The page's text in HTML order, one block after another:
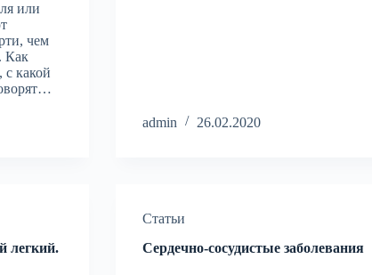
или
чем
Как
с какой
admin 26.02.2020
легкий.
Статьи
Сердечно-сосудистые заболевания